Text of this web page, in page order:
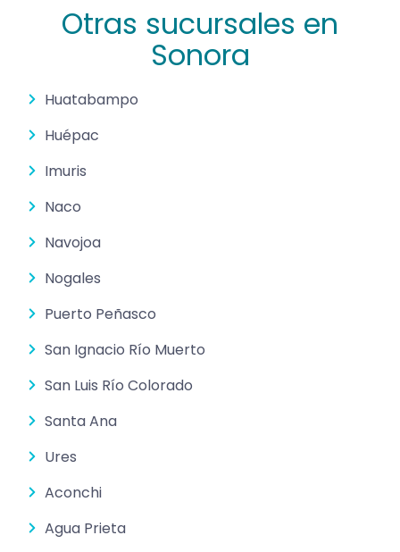
Otras sucursales en
Sonora
Huatabampo
Huépac
Imuris
Naco
Navojoa
Nogales
Puerto Peñasco
San Ignacio Río Muerto
San Luis Río Colorado
Santa Ana
Ures
Aconchi
Agua Prieta